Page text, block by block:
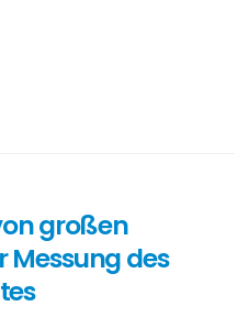
großen
Messung des